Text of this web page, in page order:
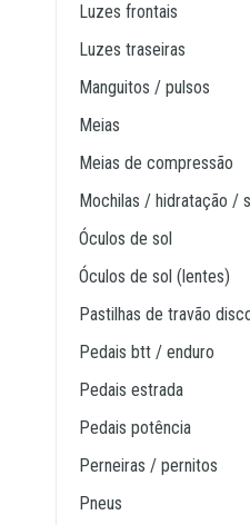
luzes frontais
luzes traseiras
manguitos / pulsos
meias
meias de compressão
mochilas / hidratação /
óculos de sol
óculos de sol (lentes)
pastilhas de travão
pedais btt / enduro
pedais estrada
pedais potência
perneiras / pernitos
pneus